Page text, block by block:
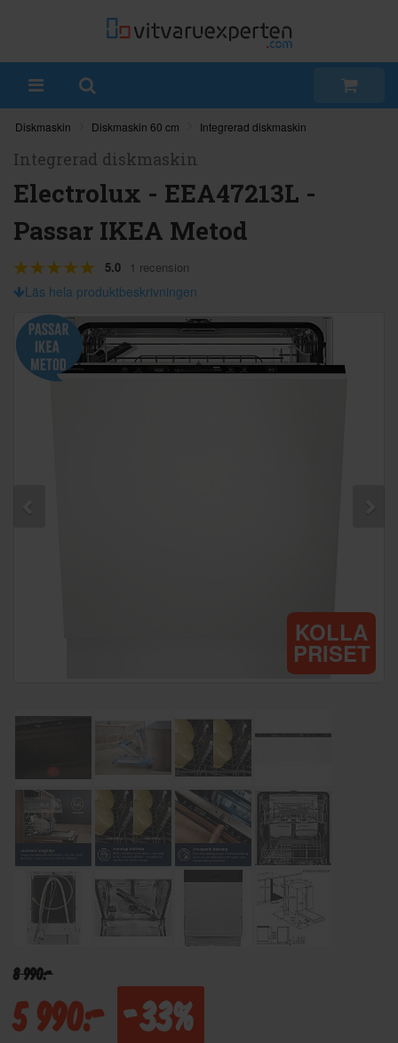
Diskmaskin Diskmaskin 60 cm Integrerad diskmaskin
Integrerad diskmaskin
Electrolux - EEA47213L -
Passar IKEA Metod
5.0 1 recension
Läs hela produktbeskrivningen
KOLLA
PRISET
8 990:-
5 990:- -33%